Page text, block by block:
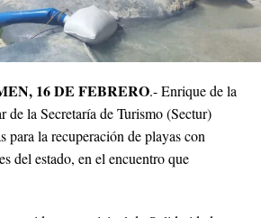
16 DE FEBRERO.- Enrique de la
la Secretaría de Turismo (Sectur)
para la recuperación de playas con
del estado, en el encuentro que